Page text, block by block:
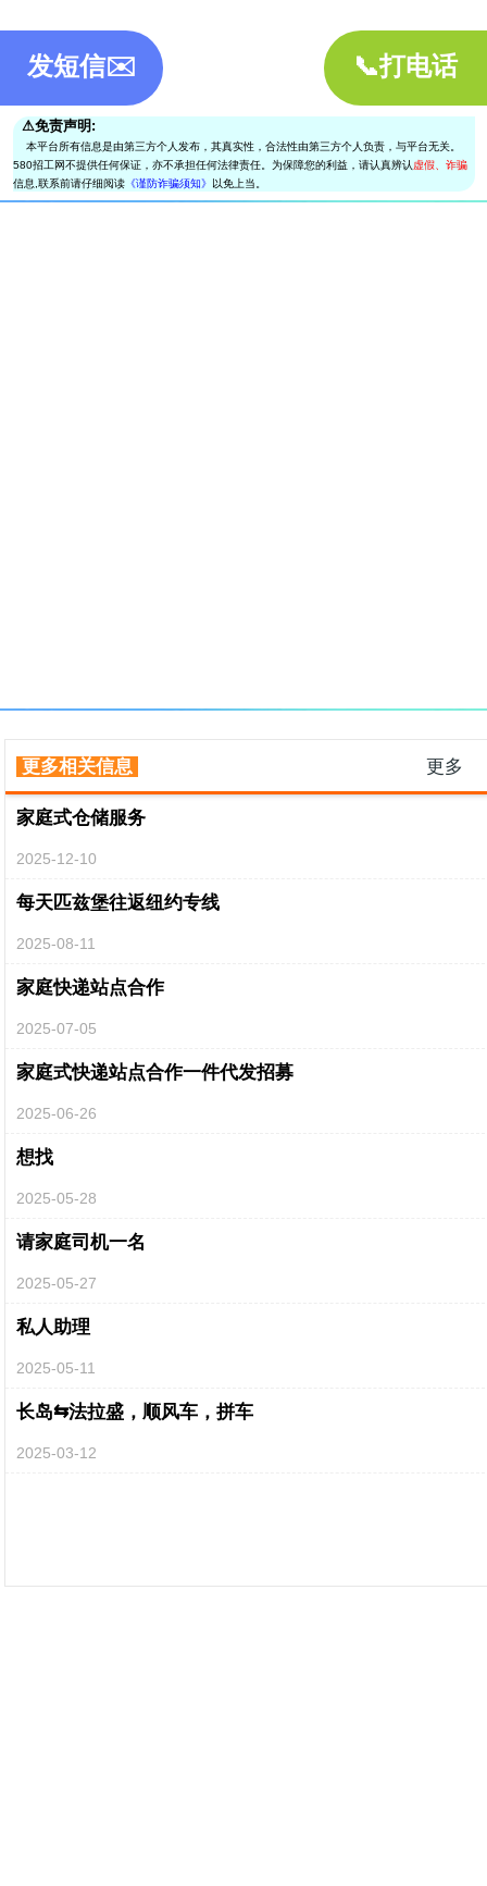
📞打电话
发短信✉️
⚠︎免责声明:
本平台所有信息是由第三方个人发布，其真实性，合法性由第三方个人负责，与平台无关。
580招工网不提供任何保证，亦不承担任何法律责任。为保障您的利益，请认真辨认 虚假、诈骗
信息,联系前请仔细阅读《谨防诈骗须知》 以免上当。
更多相关信息 更多
家庭式仓储服务
2025-12-10
每天匹兹堡往返纽约专线
2025-08-11
家庭快递站点合作
2025-07-05
家庭式快递站点合作一件代发招募
2025-06-26
想找
2025-05-28
请家庭司机一名
2025-05-27
私人助理
2025-05-11
长岛⇆法拉盛，顺风车，拼车
2025-03-12